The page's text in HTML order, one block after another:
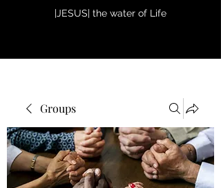
|JESUS| the water of Life
Groups